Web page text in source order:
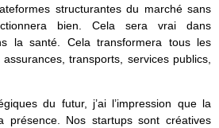
structurantes du marché sans
bien. Cela sera vrai dans
la santé. Cela transformera tous les
transports, services publics,
du futur, j’ai l’impression que la
présence. Nos startups sont créatives